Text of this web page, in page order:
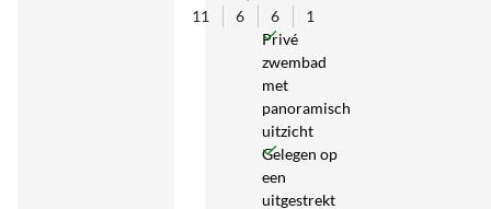
11
6 6
1
Privé
zwembad
met
panoramisch
uitzicht
Gelegen op
een
uitgestrekt